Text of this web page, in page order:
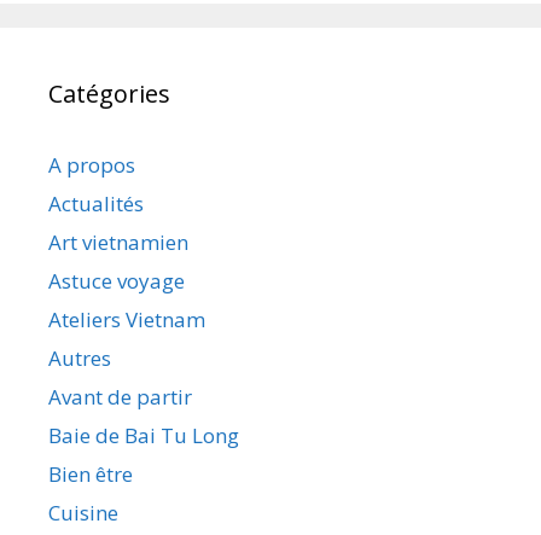
Catégories
A propos
Actualités
Art vietnamien
Astuce voyage
Ateliers Vietnam
Autres
Avant de partir
Baie de Bai Tu Long
Bien être
Cuisine